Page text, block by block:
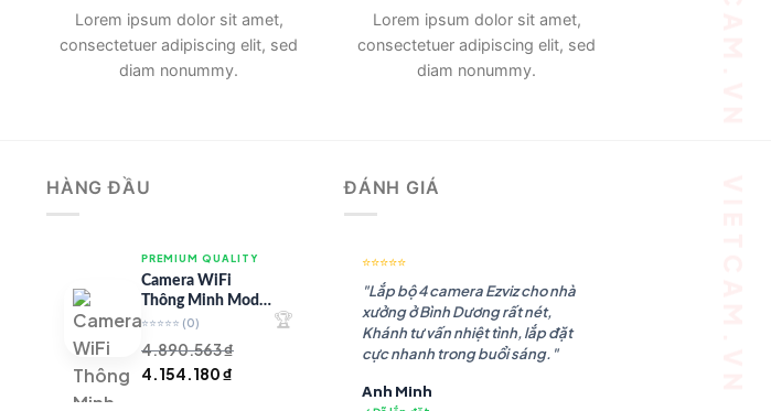
Lorem ipsum dolor sit amet,
consectetuer adipiscing elit, sed
diam nonummy.
Lorem ipsum dolor sit amet,
consectetuer adipiscing elit, sed
diam nonummy.
HÀNG ĐẦU
PREMIUM QUALITY
Camera WiFi
Thông Minh Model
67 – Full HD
⭐⭐⭐⭐⭐ (0)
4.890.563₫
Giá
4.154.180₫
🏆
ĐÁNH GIÁ
⭐⭐⭐⭐⭐
"Lắp bộ 4 camera Ezviz cho nhà
xưởng ở Bình Dương rất nét,
Khánh tư vấn nhiệt tình, lắp đặt
cực nhanh trong buổi sáng."
Anh Minh